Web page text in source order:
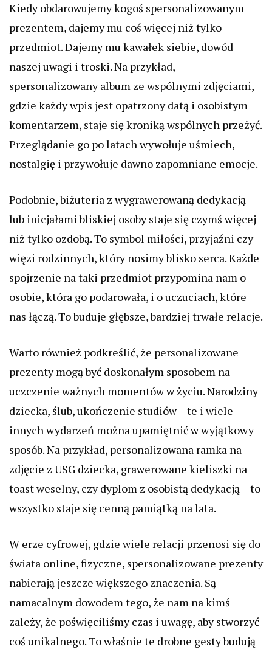
Kiedy obdarowujemy kogoś spersonalizowanym
prezentem, dajemy mu coś więcej niż tylko
przedmiot. Dajemy mu kawałek siebie, dowód
naszej uwagi i troski. Na przykład,
spersonalizowany album ze wspólnymi zdjęciami,
gdzie każdy wpis jest opatrzony datą i osobistym
komentarzem, staje się kroniką wspólnych przeżyć.
Przeglądanie go po latach wywołuje uśmiech,
nostalgię i przywołuje dawno zapomniane emocje.
Podobnie, biżuteria z wygrawerowaną dedykacją
lub inicjałami bliskiej osoby staje się czymś więcej
niż tylko ozdobą. To symbol miłości, przyjaźni czy
więzi rodzinnych, który nosimy blisko serca. Każde
spojrzenie na taki przedmiot przypomina nam o
osobie, która go podarowała, i o uczuciach, które
nas łączą. To buduje głębsze, bardziej trwałe relacje.
Warto również podkreślić, że personalizowane
prezenty mogą być doskonałym sposobem na
uczczenie ważnych momentów w życiu. Narodziny
dziecka, ślub, ukończenie studiów – te i wiele
innych wydarzeń można upamiętnić w wyjątkowy
sposób. Na przykład, personalizowana ramka na
zdjęcie z USG dziecka, grawerowane kieliszki na
toast weselny, czy dyplom z osobistą dedykacją – to
wszystko staje się cenną pamiątką na lata.
W erze cyfrowej, gdzie wiele relacji przenosi się do
świata online, fizyczne, spersonalizowane prezenty
nabierają jeszcze większego znaczenia. Są
namacalnym dowodem tego, że nam na kimś
zależy, że poświęciliśmy czas i uwagę, aby stworzyć
coś unikalnego. To właśnie te drobne gesty budują